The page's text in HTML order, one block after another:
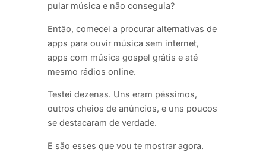
pular música e não conseguia?
Então, comecei a procurar alternativas de
apps para ouvir música sem internet,
apps com música gospel grátis e até
mesmo rádios online.
Testei dezenas. Uns eram péssimos,
outros cheios de anúncios, e uns poucos
se destacaram de verdade.
E são esses que vou te mostrar agora.